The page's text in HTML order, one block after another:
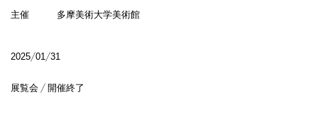
主催 多摩美術大学美術館
2025/01/31
展覧会 / 開催終了